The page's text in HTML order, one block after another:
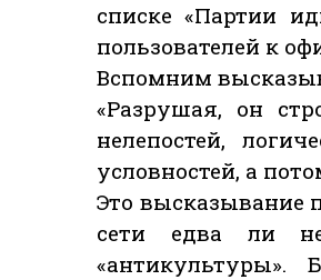
списке «Партии
пользователей к
Вспомним
«Разрушая, он
нелепостей,
условностей, а
Это высказывание
сети едва ли